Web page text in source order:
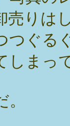
売りは
つぐる
しまっ